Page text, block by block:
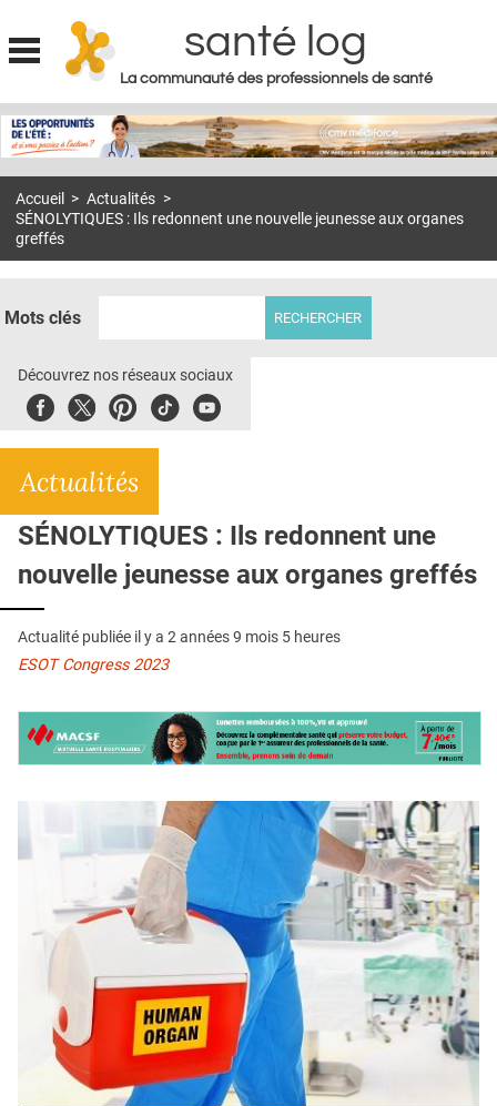
Jump to navigation
santé log
La communauté des professionnels de santé
MON COMPTE
S'ABONNER À LA REVUE SOIN À DOMICILE
E-REVUE SAD
THÉMA
CONTACT
Accueil > Actualités >
SÉNOLYTIQUES : Ils redonnent une nouvelle jeunesse aux organes
greffés
Mots clés
Découvrez nos réseaux sociaux
FacebookTwitterPinterest
TiktokYoubute
Actualités
SÉNOLYTIQUES : Ils redonnent une
nouvelle jeunesse aux organes greffés
Actualité publiée il y a 2 années 9 mois 5 heures
ESOT Congress 2023